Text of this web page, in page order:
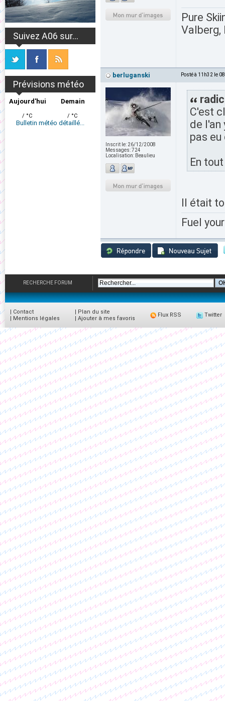
Suivez A06 sur...
Prévisions météo
Aujourd'hui
/ °C
Demain
/ °C
Bulletin météo détaillé...
Pure
Valberg,
berluganski Posté à 11h32 le
Inscrit le: 26/12/2008
Messages:724
Localisation: Beaulieu
C'est
de l'an
pas eu
En
Il était
Fuel
RECHERCHE FORUM
| Contact
| Mentions légales
| Plan du site
| Ajouter à mes favoris
Flux RSS Twitter